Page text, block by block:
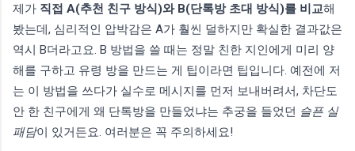
제가 직접 A(추천 친구 방식)와 B(단톡방 초대 방식)를 비교해
봤는데, 심리적인 압박감은 A가 훨씬 덜하지만 확실한 결과값은
역시 B더라고요. B 방법을 쓸 때는 정말 친한 지인에게 미리 양
해를 구하고 유령 방을 만드는 게 팁이라면 팁입니다. 예전에 저
는 이 방법을 쓰다가 실수로 메시지를 먼저 보내버려서, 차단도
안 한 친구에게 왜 단톡방을 만들었냐는 추궁을 들었던 슬픈 실
패담이 있거든요. 여러분은 꼭 주의하세요!